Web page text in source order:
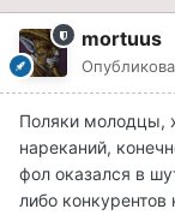
mortuus
Поляки молодцы,
нареканий,
фол оказался в
либо